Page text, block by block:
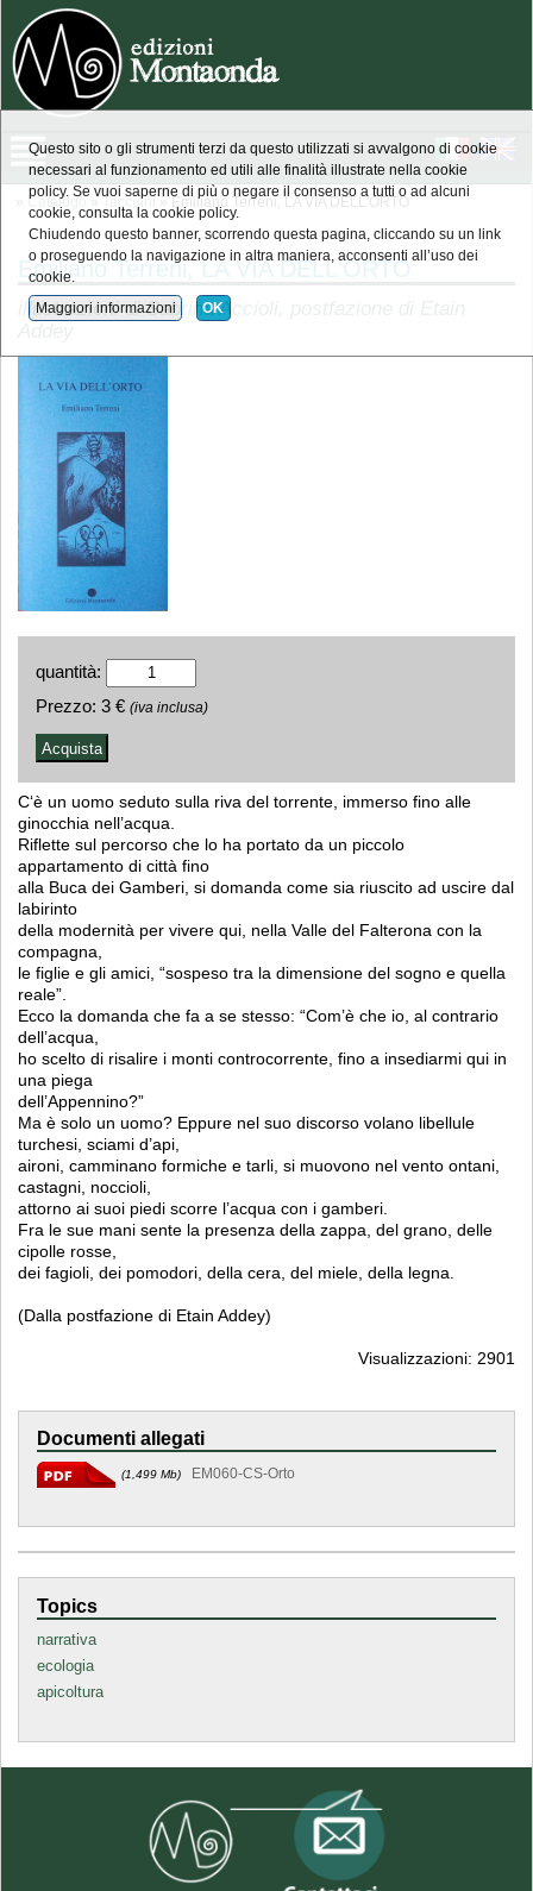
» Catalogo » Taccuini » Emiliano Terreni, LA VIA DELL'ORTO
Emiliano Terreni, LA VIA DELL'ORTO
illustrazioni di Sabrina Accioli, postfazione di Etain
quantità:
Prezzo: 3 € (iva inclusa)
C‘è un uomo seduto sulla riva del torrente, immerso fino alle
ginocchia nell’acqua.
Riflette sul percorso che lo ha portato da un piccolo
appartamento di città fino
alla Buca dei Gamberi, si domanda come sia riuscito ad uscire dal
labirinto
della modernità per vivere qui, nella Valle del Falterona con la
compagna,
le figlie e gli amici, “sospeso tra la dimensione del sogno e quella
reale”.
Ecco la domanda che fa a se stesso: “Com’è che io, al contrario
dell’acqua,
ho scelto di risalire i monti controcorrente, fino a insediarmi qui in
una piega
dell’Appennino?”
Ma è solo un uomo? Eppure nel suo discorso volano libellule
turchesi, sciami d’api,
aironi, camminano formiche e tarli, si muovono nel vento ontani,
castagni, noccioli,
attorno ai suoi piedi scorre l’acqua con i gamberi.
Fra le sue mani sente la presenza della zappa, del grano, delle
cipolle rosse,
dei fagioli, dei pomodori, della cera, del miele, della legna.
(Dalla postfazione di Etain Addey)
Visualizzazioni: 2901
Documenti allegati
(1,499 Mb) EM060-CS-Orto
Topics
narrativa
ecologia
apicoltura
Questo sito o gli strumenti terzi da questo utilizzati si avvalgono di cookie
necessari al funzionamento ed utili alle finalità illustrate nella cookie
policy. Se vuoi saperne di più o negare il consenso a tutti o ad alcuni
cookie, consulta la cookie policy.
Chiudendo questo banner, scorrendo questa pagina, cliccando su un link
o proseguendo la navigazione in altra maniera, acconsenti all’uso dei
cookie.
Maggiori informazioni OK